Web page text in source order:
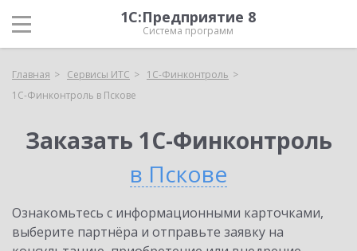
1С:Предприятие 8
Система программ
Главная Сервисы ИТС
1С-Финконтроль
1С-Финконтроль в Пскове
Заказать 1С-Финконтроль
в Пскове
Ознакомьтесь с информационными карточками,
выберите партнёра и отправьте заявку на